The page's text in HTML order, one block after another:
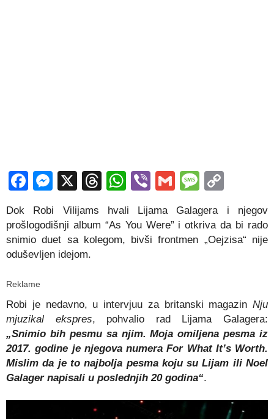
Facebook
Messenger
X Threads
WhatsApp
ViberGmail
Dok Robi Vilijams hvali Lijama Galagera i njegov
prošlogodišnji album “As You Were” i otkriva da bi rado
snimio duet sa kolegom, bivši frontmen „Oejzisa“ nije
oduševljen idejom.
Reklame
Robi je nedavno, u intervjuu za britanski magazin Nju
mjuzikal ekspres, pohvalio rad Lijama Galagera:
„Snimio bih pesmu sa njim. Moja omiljena pesma iz
2017. godine je njegova numera For What It’s Worth.
Mislim da je to najbolja pesma koju su Lijam ili Noel
Galager napisali u poslednjih 20 godina“.